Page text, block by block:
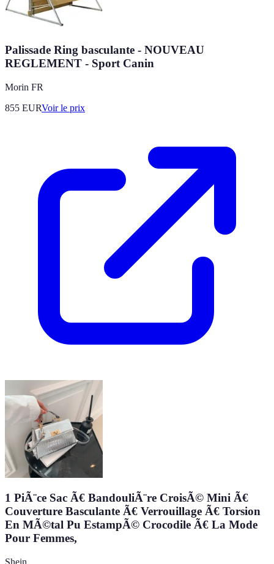
Palissade Ring basculante - NOUVEAU
REGLEMENT - Sport Canin
Morin FR
855 EURVoir le prix
1 PiÃ¨ce Sac Ã€ BandouliÃ¨re CroisÃ© Mini Ã€
Couverture Basculante Ã€ Verrouillage Ã€ Torsion
En MÃ©tal Pu EstampÃ© Crocodile Ã€ La Mode
Pour Femmes,